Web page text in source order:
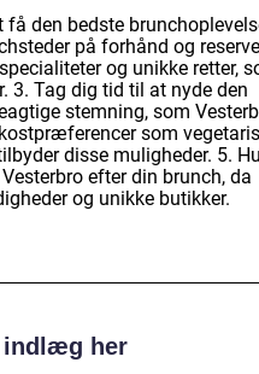
den bedste
på forhånd og
og unikke retter,
3. Tag dig tid til at nyde den
stemning, som
som
disse muligheder. 5.
efter din brunch, da
og unikke butikker.
her